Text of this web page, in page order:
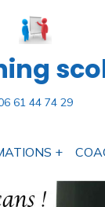
61 44 74 29
+